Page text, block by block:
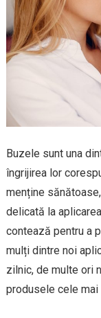
Buzele sunt una
îngrijirea lor
menține
delicată la
contează pentru a
mulți dintre noi
zilnic, de multe ori
produsele cele